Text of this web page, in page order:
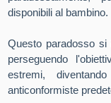
disponibili al bambino.
Questo paradosso si
perseguendo
estremi,
anticonformiste